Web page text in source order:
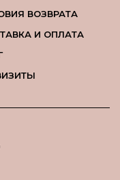
ВОЗВРАТА
И ОПЛАТА